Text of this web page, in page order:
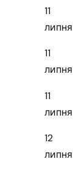
11
липня
11
липня
11
липня
12
липня